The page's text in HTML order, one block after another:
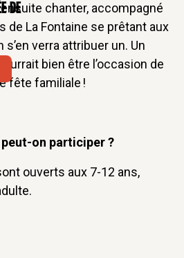
de
chanter, accompagné
de La Fontaine se prêtant aux
verra attribuer un. Un
bien être l’occasion de
fête familiale !
on participer ?
ouverts aux 7-12 ans,